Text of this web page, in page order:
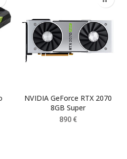
NVIDIA GeForce RTX 2070
8GB Super
890 €